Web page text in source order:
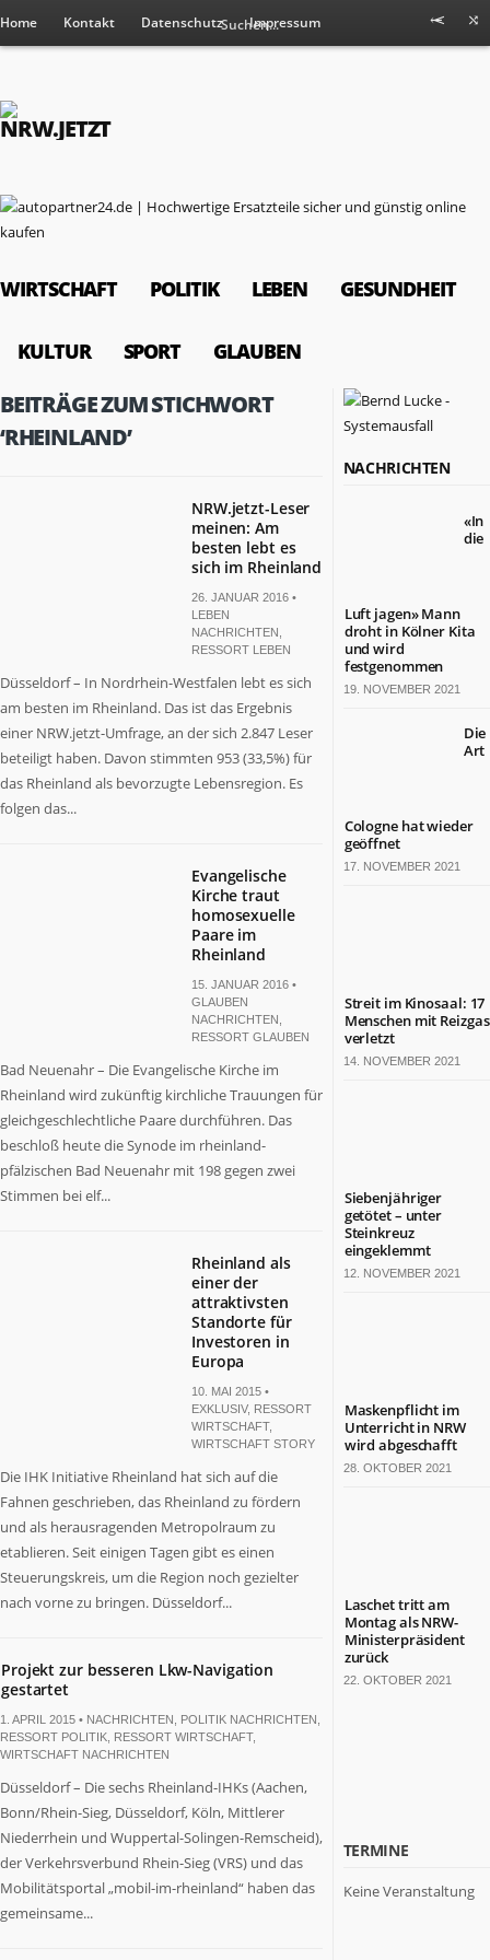
Home Kontakt Datenschutz Impressum
WIRTSCHAFT POLITIK LEBEN GESUNDHEIT
KULTUR SPORT GLAUBEN
BEITRÄGE ZUM STICHWORT
‘RHEINLAND’
NRW.jetzt-Leser
meinen: Am
besten lebt es
sich im Rheinland
26. JANUAR 2016 •
LEBEN
NACHRICHTEN
RESSORT LEBEN
Düsseldorf – In Nordrhein-Westfalen lebt es sich
am besten im Rheinland. Das ist das Ergebnis
einer NRW.jetzt-Umfrage, an der sich 2.847 Leser
beteiligt haben. Davon stimmten 953 (33,5%) für
das Rheinland als bevorzugte Lebensregion. Es
folgen das...
Evangelische
Kirche traut
homosexuelle
Paare im
Rheinland
15. JANUAR 2016 •
GLAUBEN
NACHRICHTEN
RESSORT GLAUBEN
Bad Neuenahr – Die Evangelische Kirche im
Rheinland wird zukünftig kirchliche Trauungen für
gleichgeschlechtliche Paare durchführen. Das
beschloß heute die Synode im rheinland-
pfälzischen Bad Neuenahr mit 198 gegen zwei
Stimmen bei elf...
Rheinland als
einer der
attraktivsten
Standorte für
Investoren in
Europa
10. MAI 2015 •
EXKLUSIV, RESSORT
WIRTSCHAFT,
WIRTSCHAFT STORY
Die IHK Initiative Rheinland hat sich auf die
Fahnen geschrieben, das Rheinland zu fördern
und als herausragenden Metropolraum zu
etablieren. Seit einigen Tagen gibt es einen
Steuerungskreis, um die Region noch gezielter
nach vorne zu bringen. Düsseldorf...
Projekt zur besseren Lkw-Navigation
gestartet
1. APRIL 2015 • NACHRICHTEN POLITIK NACHRICHTEN
RESSORT POLITIK RESSORT WIRTSCHAFT,
WIRTSCHAFT NACHRICHTEN
Düsseldorf – Die sechs Rheinland-IHKs (Aachen,
Bonn/Rhein-Sieg, Düsseldorf, Köln, Mittlerer
Niederrhein und Wuppertal-Solingen-Remscheid),
der Verkehrsverbund Rhein-Sieg (VRS) und das
Mobilitätsportal „mobil-im-rheinland“ haben das
gemeinsame...
NACHRICHTEN
«In
die
Luft jagen» Mann
droht in Kölner Kita
und wird
festgenommen
19. NOVEMBER 2021
Die
Art
Cologne hat wieder
geöffnet
17. NOVEMBER 2021
Streit im Kinosaal: 17
Menschen mit Reizgas
verletzt
14. NOVEMBER 2021
Siebenjähriger
getötet – unter
Steinkreuz
eingeklemmt
12. NOVEMBER 2021
Maskenpflicht im
Unterricht in NRW
wird abgeschafft
28. OKTOBER 2021
Laschet tritt am
Montag als NRW-
Ministerpräsident
zurück
22. OKTOBER 2021
TERMINE
Keine Veranstaltung